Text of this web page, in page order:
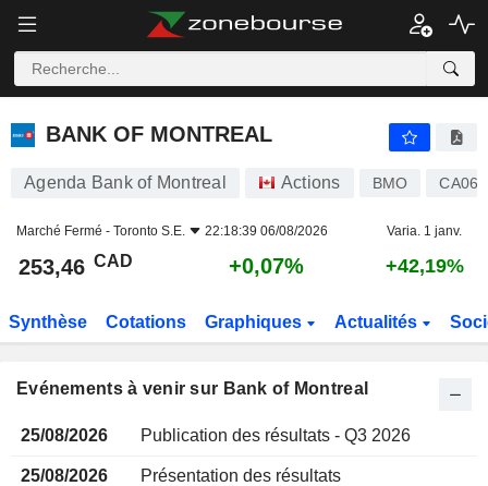
BANK OF MONTREAL
BANK OF MONTREAL
Agenda Bank of Montreal Actions BMO
Marché Fermé - Toronto S.E. 22:18:39 06/08/2026 Varia. 1 janv.
253,46 CAD +0,07% +42,19%
Synthèse Cotations Graphiques Actualités
Evénements à venir sur Bank of Montreal
25/08/2026 Publication des résultats - Q3 2026
25/08/2026 Présentation des résultats